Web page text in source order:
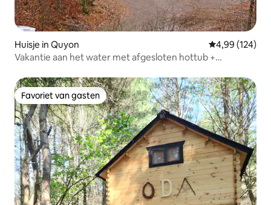
Huisje in Quyon Gemiddelde
4,99 (124)
Vakantie aan het water met afgesloten hottub +
Favoriet van gasten
Favoriet van gasten